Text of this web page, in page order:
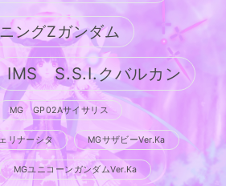
ングZガンダム
IMS S.S.I.クバルカン
MG GP02Aサイサリス
リナーシタ MGサザビーVer.Ka
MGユニコーンガンダムVer.Ka